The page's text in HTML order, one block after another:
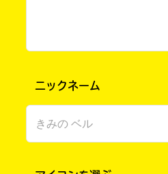
ニックネーム